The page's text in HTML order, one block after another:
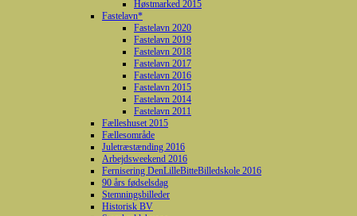
Høstmarked 2015
Fastelavn*
Fastelavn 2020
Fastelavn 2019
Fastelavn 2018
Fastelavn 2017
Fastelavn 2016
Fastelavn 2015
Fastelavn 2014
Fastelavn 2011
Fælleshuset 2015
Fællesområde
Juletræstænding 2016
Arbejdsweekend 2016
Fernisering DenLilleBitteBilledskole 2016
90 års fødselsdag
Stemningsbilleder
Historisk BV